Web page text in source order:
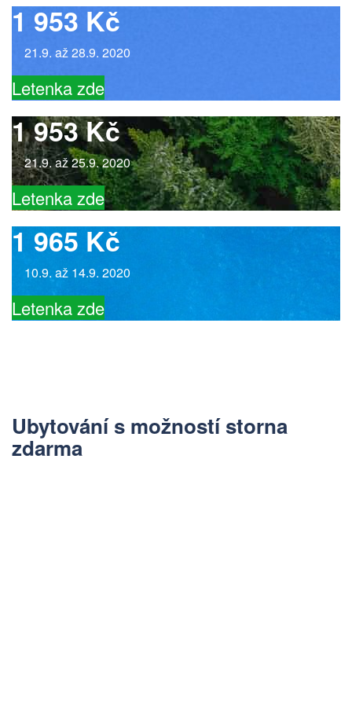
1 953 Kč
21.9. až 28.9. 2020
Letenka zde
1 953 Kč
21.9. až 25.9. 2020
Letenka zde
1 965 Kč
10.9. až 14.9. 2020
Letenka zde
Ubytování s možností storna
zdarma